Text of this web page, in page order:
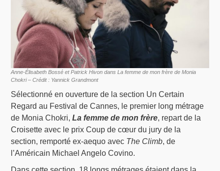
Anne-Élisabeth Bossé et Patrick Hivon dans La femme de mon frère de Monia
Chokri – Crédit : Yannick Grandmont
Sélectionné en ouverture de la section Un Certain
Regard au Festival de Cannes, le premier long métrage
de Monia Chokri,La femme de mon frère, repart de la
Croisette avec le prix Coup de cœur du jury de la
section, remporté ex-aequo avec The Climb, de
l’Américain Michael Angelo Covino.